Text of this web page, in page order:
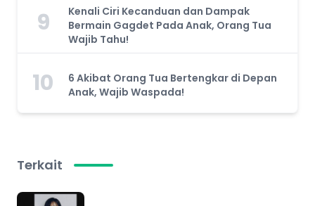
9
Kenali Ciri Kecanduan dan Dampak
Bermain Gagdet Pada Anak, Orang Tua
Wajib Tahu!
10
6 Akibat Orang Tua Bertengkar di Depan
Anak, Wajib Waspada!
Terkait